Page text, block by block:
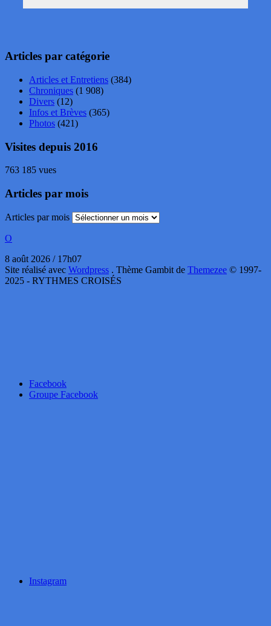
Articles par catégorie
Articles et Entretiens (384)
Chroniques (1 908)
Divers (12)
Infos et Brèves (365)
Photos (421)
Visites depuis 2016
763 185 vues
Articles par mois
Articles par mois
O
8 août 2026 / 17h07
Site réalisé avec Wordpress . Thème Gambit de Themezee © 1997-
2025 - RYTHMES CROISÉS
Facebook
Groupe Facebook
Instagram